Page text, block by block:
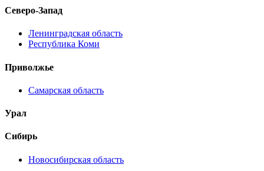
Северо-Запад
Ленинградская область
Республика Коми
Приволжье
Самарская область
Урал
Сибирь
Новосибирская область